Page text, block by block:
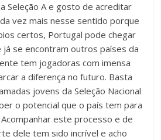
Seleção A e gosto de acreditar
vez mais nesse sentido porque
certos, Portugal pode chegar
já se encontram outros países da
tem jogadoras com imensa
a diferença no futuro. Basta
jovens da Seleção Nacional
o potencial que o país tem para
este processo e de
dele tem sido incrível e acho